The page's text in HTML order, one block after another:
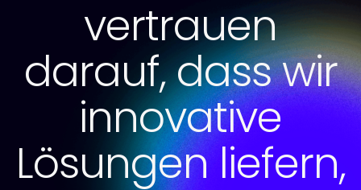
vertrauen
darauf, dass wir
innovative
Lösungen liefern,